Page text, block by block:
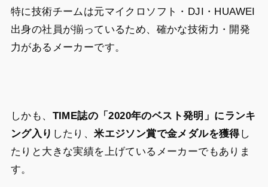
特に技術チームは元マイクロソフト・DJI・HUAWEI
出身の社員が揃っているため、確かな技術力・開発
力があるメーカーです。
しかも、 TIME誌の「2020年のベスト発明」にランキ
ング入り したり、米エジソン賞で金メダルを獲得し
たりと大きな実績を上げているメーカーでもありま
す。